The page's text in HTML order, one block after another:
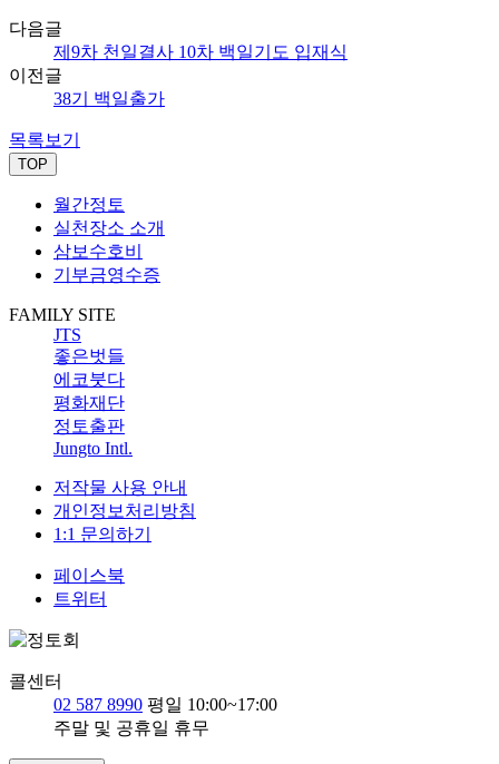
다음글
제9차 천일결사 10차 백일기도 입재식
이전글
38기 백일출가
목록보기
TOP
월간정토
실천장소 소개
삼보수호비
기부금영수증
FAMILY SITE
JTS
좋은벗들
에코붓다
평화재단
정토출판
Jungto Intl.
저작물 사용 안내
개인정보처리방침
1:1 문의하기
페이스북
트위터
콜센터
02 587 8990 평일 10:00~17:00
주말 및 공휴일 휴무